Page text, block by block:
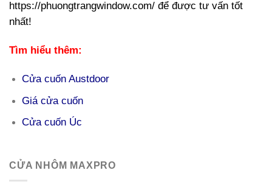
https://phuongtrangwindow.com/ để được tư vấn tốt
nhất!
Tìm hiểu thêm:
Cửa cuốn Austdoor
Giá cửa cuốn
Cửa cuốn Úc
CỬA NHÔM MAXPRO